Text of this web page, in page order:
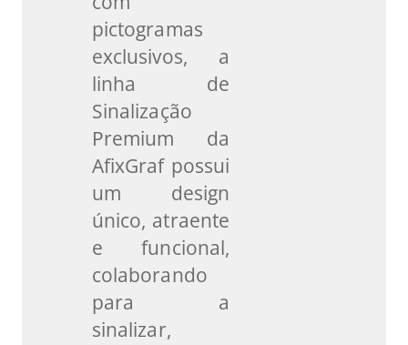
pictogramas
exclusivos, a
linha de
Sinalização
Premium da
AfixGraf possui
um design
único, atraente
e funcional,
colaborando
para a
sinalizar,